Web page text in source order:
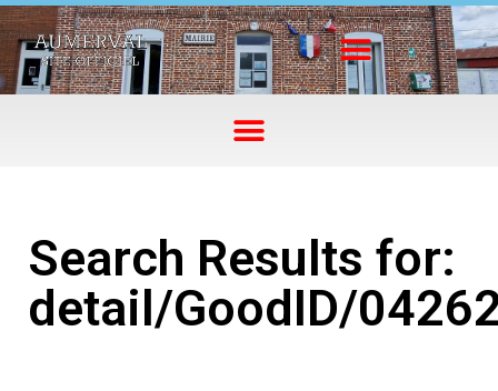
Search Results for:
detail/GoodID/